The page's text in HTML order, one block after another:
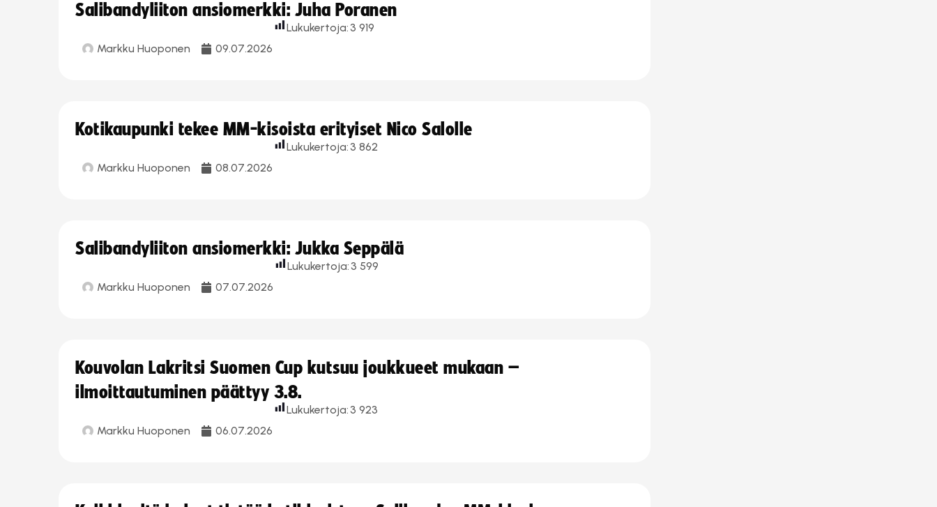
Salibandyliiton ansiomerkki: Juha Poranen
Markku Huoponen 09.07.2026
Lukukertoja: 3 919
Kotikaupunki tekee MM-kisoista erityiset Nico Salolle
Markku Huoponen 08.07.2026
Lukukertoja: 3 862
Salibandyliiton ansiomerkki: Jukka Seppälä
Markku Huoponen 07.07.2026
Lukukertoja: 3 599
Kouvolan Lakritsi Suomen Cup kutsuu joukkueet mukaan –
ilmoittautuminen päättyy 3.8.
Markku Huoponen 06.07.2026
Lukukertoja: 3 923